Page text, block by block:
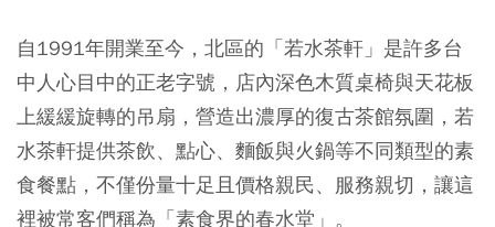
自1991年開業至今，北區的「若水茶軒」是許多台
中人心目中的正老字號，店內深色木質桌椅與天花板
上緩緩旋轉的吊扇，營造出濃厚的復古茶館氛圍，若
水茶軒提供茶飲、點心、麵飯與火鍋等不同類型的素
食餐點，不僅份量十足且價格親民、服務親切，讓這
裡被常客們稱為「素食界的春水堂」。